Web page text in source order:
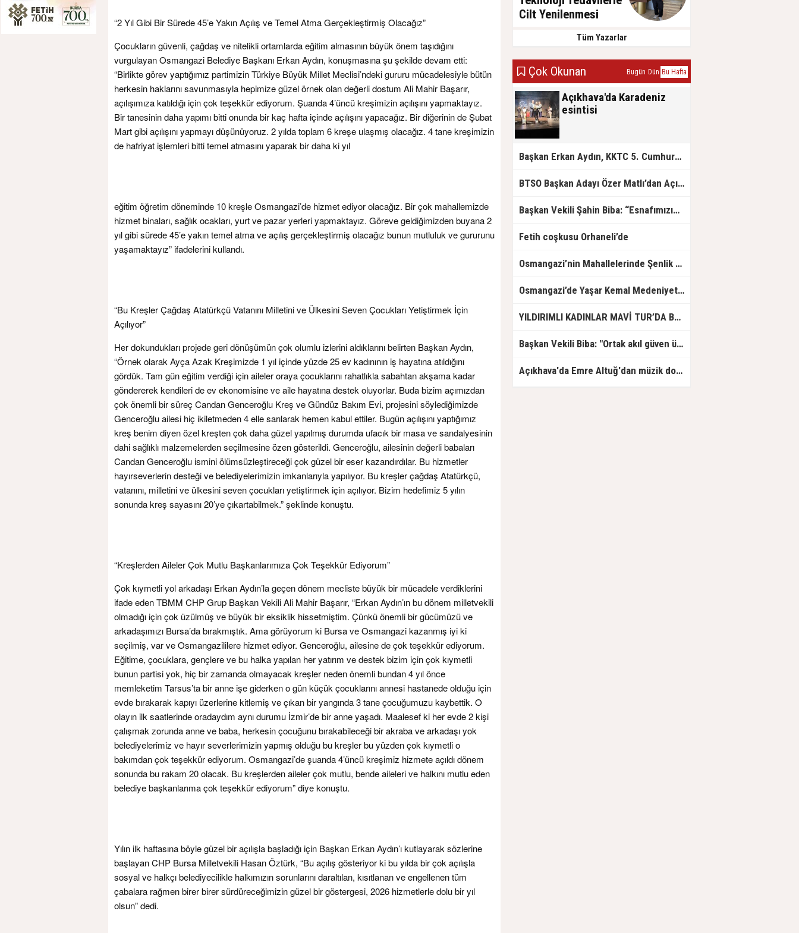
“2 Yıl Gibi Bir Sürede 45’e Yakın Açılış ve Temel Atma Gerçekleştirmiş Olacağız”
Çocukların güvenli, çağdaş ve nitelikli ortamlarda eğitim almasının büyük önem taşıdığını
vurgulayan Osmangazi Belediye Başkanı Erkan Aydın, konuşmasına şu şekilde devam etti:
“Birlikte görev yaptığımız partimizin Türkiye Büyük Millet Meclisi’ndeki gururu mücadelesiyle bütün
herkesin haklarını savunmasıyla hepimize güzel örnek olan değerli dostum Ali Mahir Başarır,
açılışımıza katıldığı için çok teşekkür ediyorum. Şuanda 4’üncü kreşimizin açılışını yapmaktayız.
Bir tanesinin daha yapımı bitti onunda bir kaç hafta içinde açılışını yapacağız. Bir diğerinin de Şubat
Mart gibi açılışını yapmayı düşünüyoruz. 2 yılda toplam 6 kreşe ulaşmış olacağız. 4 tane kreşimizin
de hafriyat işlemleri bitti temel atmasını yaparak bir daha ki yıl
eğitim öğretim döneminde 10 kreşle Osmangazi’de hizmet ediyor olacağız. Bir çok mahallemizde
hizmet binaları, sağlık ocakları, yurt ve pazar yerleri yapmaktayız. Göreve geldiğimizden buyana 2
yıl gibi sürede 45’e yakın temel atma ve açılış gerçekleştirmiş olacağız bunun mutluluk ve gururunu
yaşamaktayız” ifadelerini kullandı.
“Bu Kreşler Çağdaş Atatürkçü Vatanını Milletini ve Ülkesini Seven Çocukları Yetiştirmek İçin
Açılıyor”
Her dokundukları projede geri dönüşümün çok olumlu izlerini aldıklarını belirten Başkan Aydın,
“Örnek olarak Ayça Azak Kreşimizde 1 yıl içinde yüzde 25 ev kadınının iş hayatına atıldığını
gördük. Tam gün eğitim verdiği için aileler oraya çocuklarını rahatlıkla sabahtan akşama kadar
göndererek kendileri de ev ekonomisine ve aile hayatına destek oluyorlar. Buda bizim açımızdan
çok önemli bir süreç Candan Genceroğlu Kreş ve Gündüz Bakım Evi, projesini söylediğimizde
Genceroğlu ailesi hiç ikiletmeden 4 elle sarılarak hemen kabul ettiler. Bugün açılışını yaptığımız
kreş benim diyen özel kreşten çok daha güzel yapılmış durumda ufacık bir masa ve sandalyesinin
dahi sağlıklı malzemelerden seçilmesine özen gösterildi. Genceroğlu, ailesinin değerli babaları
Candan Genceroğlu ismini ölümsüzleştireceği çok güzel bir eser kazandırdılar. Bu hizmetler
hayırseverlerin desteği ve belediyelerimizin imkanlarıyla yapılıyor. Bu kreşler çağdaş Atatürkçü,
vatanını, milletini ve ülkesini seven çocukları yetiştirmek için açılıyor. Bizim hedefimiz 5 yılın
sonunda kreş sayasını 20’ye çıkartabilmek.” şeklinde konuştu.
“Kreşlerden Aileler Çok Mutlu Başkanlarımıza Çok Teşekkür Ediyorum”
Çok kıymetli yol arkadaşı Erkan Aydın’la geçen dönem mecliste büyük bir mücadele verdiklerini
ifade eden TBMM CHP Grup Başkan Vekili Ali Mahir Başarır, “Erkan Aydın’ın bu dönem milletvekili
olmadığı için çok üzülmüş ve büyük bir eksiklik hissetmiştim. Çünkü önemli bir gücümüzü ve
arkadaşımızı Bursa’da bırakmıştık. Ama görüyorum ki Bursa ve Osmangazi kazanmış iyi ki
seçilmiş, var ve Osmangazililere hizmet ediyor. Genceroğlu, ailesine de çok teşekkür ediyorum.
Eğitime, çocuklara, gençlere ve bu halka yapılan her yatırım ve destek bizim için çok kıymetli
bunun partisi yok, hiç bir zamanda olmayacak kreşler neden önemli bundan 4 yıl önce
memleketim Tarsus’ta bir anne işe giderken o gün küçük çocuklarını annesi hastanede olduğu için
evde bırakarak kapıyı üzerlerine kitlemiş ve çıkan bir yangında 3 tane çocuğumuzu kaybettik. O
olayın ilk saatlerinde oradaydım aynı durumu İzmir’de bir anne yaşadı. Maalesef ki her evde 2 kişi
çalışmak zorunda anne ve baba, herkesin çocuğunu bırakabileceği bir akraba ve arkadaşı yok
belediyelerimiz ve hayır severlerimizin yapmış olduğu bu kreşler bu yüzden çok kıymetli o
bakımdan çok teşekkür ediyorum. Osmangazi’de şuanda 4’üncü kreşimiz hizmete açıldı dönem
sonunda bu rakam 20 olacak. Bu kreşlerden aileler çok mutlu, bende aileleri ve halkını mutlu eden
belediye başkanlarıma çok teşekkür ediyorum” diye konuştu.
Yılın ilk haftasına böyle güzel bir açılışla başladığı için Başkan Erkan Aydın’ı kutlayarak sözlerine
başlayan CHP Bursa Milletvekili Hasan Öztürk, “Bu açılış gösteriyor ki bu yılda bir çok açılışla
sosyal ve halkçı belediyecilikle halkımızın sorunlarını daraltılan, kısıtlanan ve engellenen tüm
çabalara rağmen birer birer sürdüreceğimizin güzel bir göstergesi, 2026 hizmetlerle dolu bir yıl
olsun” dedi.
Cilt Yenilenmesi
Tüm Yazarlar
Çok Okunan Bugün Dün Bu Hafta
Açıkhava'da Karadeniz
esintisi
Başkan Erkan Aydın, KKTC 5. Cumhurbaşkanı Ersin Tatar'ı Ağırladı
BTSO Başkan Adayı Özer Matlı’dan Açıklama: 60 Bin Üyemizin Gücünü, Üyemizle Birlikte Büyüteceğiz.
Başkan Vekili Şahin Biba: “Esnafımızın her zaman yanında olacağız”
Fetih coşkusu Orhaneli’de
Osmangazi’nin Mahallelerinde Şenlik Var
Osmangazi’de Yaşar Kemal Medeniyetler Kütüphanesi Hizmete Açıldı
YILDIRIMLI KADINLAR MAVİ TUR’DA BULUŞUYOR
Başkan Vekili Biba: "Ortak akıl güven üretir"
Açıkhava'da Emre Altuğ'dan müzik dolu gece